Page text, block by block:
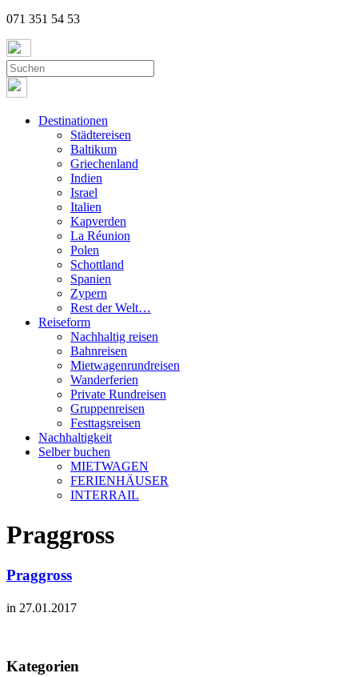
071 351 54 53
Destinationen
Städtereisen
Baltikum
Griechenland
Indien
Israel
Italien
Kapverden
La Réunion
Polen
Schottland
Spanien
Zypern
Rest der Welt…
Reiseform
Nachhaltig reisen
Bahnreisen
Mietwagenrundreisen
Wanderferien
Private Rundreisen
Gruppenreisen
Festtagsreisen
Nachhaltigkeit
Selber buchen
MIETWAGEN
FERIENHÄUSER
INTERRAIL
Praggross
Praggross
in 27.01.2017
Kategorien